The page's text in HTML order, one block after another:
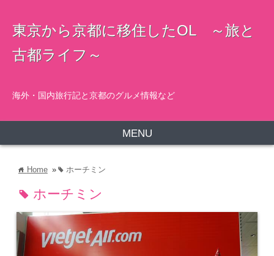
東京から京都に移住したOL ～旅と
古都ライフ～
海外・国内旅行記と京都のグルメ情報など
MENU
home Home » tag ホーチミン
tag ホーチミン